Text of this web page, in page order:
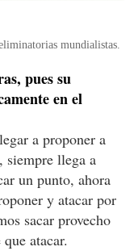
mundialistas.
pues su
en el
a proponer a
siempre llega a
un punto, ahora
y atacar por
sacar provecho
atacar.